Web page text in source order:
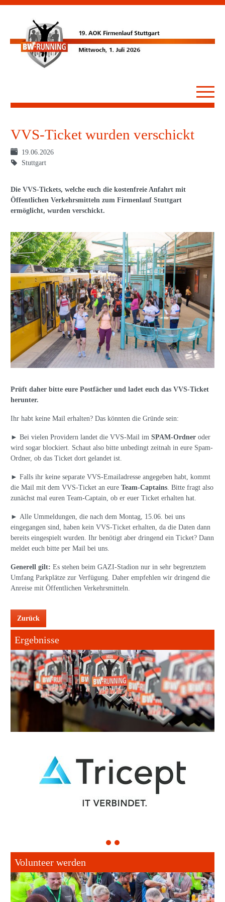
VVS-Ticket wurden verschickt
19.06.2026
Stuttgart
Die VVS-Tickets, welche euch die kostenfreie Anfahrt mit
Öffentlichen Verkehrsmitteln zum Firmenlauf Stuttgart
ermöglicht, wurden verschickt.
Prüft daher bitte eure Postfächer und ladet euch das VVS-Ticket
herunter.
Ihr habt keine Mail erhalten? Das könnten die Gründe sein:
► Bei vielen Providern landet die VVS-Mail im SPAM-Ordner oder
wird sogar blockiert. Schaut also bitte unbedingt zeitnah in eure Spam-
Ordner, ob das Ticket dort gelandet ist.
► Falls ihr keine separate VVS-Emailadresse angegeben habt, kommt
die Mail mit dem VVS-Ticket an eure Team-Captains. Bitte fragt also
zunächst mal euren Team-Captain, ob er euer Ticket erhalten hat.
► Alle Ummeldungen, die nach dem Montag, 15.06. bei uns
eingegangen sind, haben kein VVS-Ticket erhalten, da die Daten dann
bereits eingespielt wurden. Ihr benötigt aber dringend ein Ticket? Dann
meldet euch bitte per Mail bei uns.
Generell gilt: Es stehen beim GAZI-Stadion nur in sehr begrenztem
Umfang Parkplätze zur Verfügung. Daher empfehlen wir dringend die
Anreise mit Öffentlichen Verkehrsmitteln.
Zurück
Ergebnisse
1 2
Volunteer werden